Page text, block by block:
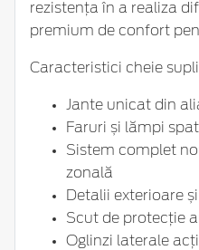
rezistența în a realiza
premium de confort
Caracteristici cheie
Jante unicat din
Faruri și lămpi
Sistem complet
zonală
Detalii exterioare
Scut de protecție
Oglinzi laterale